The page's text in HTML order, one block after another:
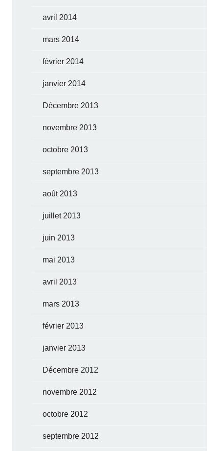
avril 2014
mars 2014
février 2014
janvier 2014
Décembre 2013
novembre 2013
octobre 2013
septembre 2013
août 2013
juillet 2013
juin 2013
mai 2013
avril 2013
mars 2013
février 2013
janvier 2013
Décembre 2012
novembre 2012
octobre 2012
septembre 2012